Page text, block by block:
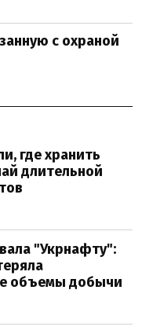
с охраной
где хранить
длительной
"Укрнафту":
объемы добычи